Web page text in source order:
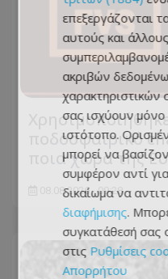
ποδοσφαιρικό
ποια χώρα της
08.08.2026 - 09:28
επεξεργάζονται
αυτούς και
ακριβών
χαρακτηριστικών
σας ισχύουν
ιστότοπο.
μπορεί να
συμφέρον αντί
δικαίωμα να
διαφήμισης.
συγκατάθεσή σας
στις Ρυθμίσεις
Απορρήτου